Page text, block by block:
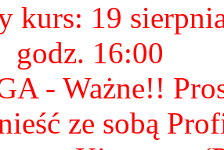
kurs: 19
godz. 16:00
- Ważne!!
ze sobą